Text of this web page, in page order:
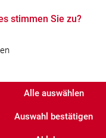
Beilngries
|Cookie-
stimmen Sie zu?
Alle auswählen
Auswahl bestätigen